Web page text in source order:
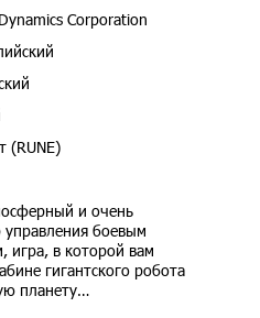
Corporation
(RUNE)
и очень
боевым
игра, в которой вам
гигантского робота
планету…